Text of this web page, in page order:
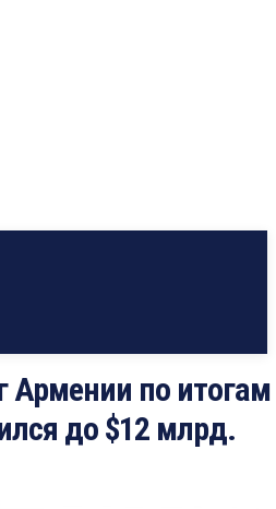
Армении по итогам
до $12 млрд.